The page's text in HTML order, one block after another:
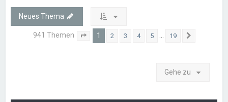
Neues Thema
941 Themen Seite von 19
1 2 3 4 5 19
Gehe zu